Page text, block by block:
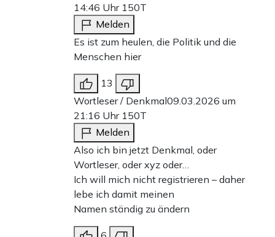
14:46 Uhr 150T
Melden
Es ist zum heulen, die Politik und die
Menschen hier
13
Wortleser / Denkmal09.03.2026 um
21:16 Uhr 150T
Melden
Also ich bin jetzt Denkmal, oder
Wortleser, oder xyz oder…
Ich will mich nicht registrieren – daher
lebe ich damit meinen
Namen ständig zu ändern